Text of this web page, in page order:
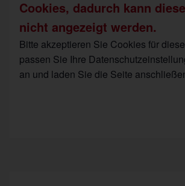
Cookies, dadurch kann
nicht angezeigt werden.
Bitte akzeptieren Sie Cookies für
passen Sie Ihre
an und laden Sie die Seite